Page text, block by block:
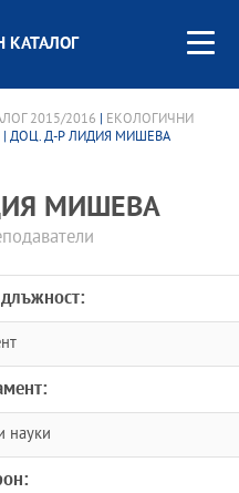
КАТАЛОГ
2015/2016
ЕКОЛОГИЧНИ
| ДОЦ. Д-Р ЛИДИЯ МИШЕВА
МИШЕВА
науки